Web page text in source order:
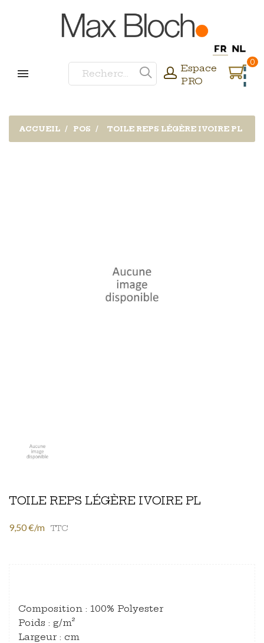
Espace
PRO
0
ACCUEIL POS TOILE REPS LÉGÈRE IVOIRE PL
TOILE REPS LÉGÈRE IVOIRE PL
9,50 €/m TTC
Composition : 100% Polyester
Poids : g/m²
Largeur : cm